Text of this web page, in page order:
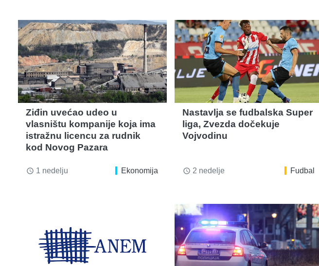
Ziđin uvećao udeo u
vlasništu kompanije koja ima
istražnu licencu za rudnik
kod Novog Pazara
access_time 1 nedelju Ekonomija
Nastavlja se fudbalska Super
liga, Zvezda dočekuje
Vojvodinu
access_time 2 nedelje Fudbal